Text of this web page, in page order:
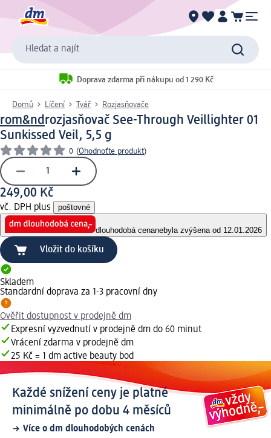
Hledat a najít
Doprava zdarma při nákupu od 1 290 Kč
Domů Líčení Tvář Rozjasňovače
rom&ndrozjasňovač See-Through Veillighter 01
Sunkissed Veil, 5,5 g
0 (Ohodnoťte produkt)
249,00 Kč
vč. DPH plus poštovné
dlouhodobá cenanebyla zvýšena od 12.01.2026
Vložit do košíku
Skladem
Standardní doprava za 1-3 pracovní dny
Ověřit dostupnost v prodejně dm
Expresní vyzvednutí v prodejně dm do 60 minut
Vrácení zdarma v prodejně dm
25 Kč = 1 dm active beauty bod
Každé snížení ceny je platné
minimálně po dobu 4 měsíců
Více o dm dlouhodobých cenách